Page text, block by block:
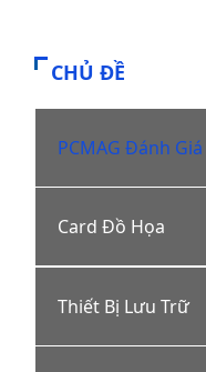
CHỦ ĐỀ
PCMAG Đánh Giá
Card Đồ Họa
Thiết Bị Lưu Trữ